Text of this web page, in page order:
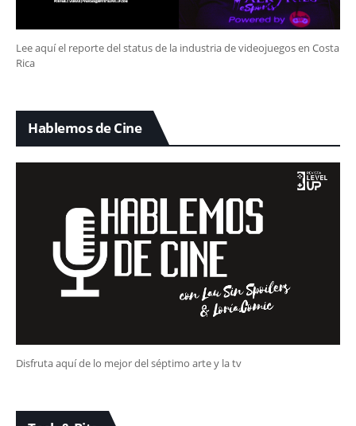
Lee aquí el reporte del status de la industria de videojuegos en Costa
Rica
Hablemos de Cine
Disfruta aquí de lo mejor del séptimo arte y la tv